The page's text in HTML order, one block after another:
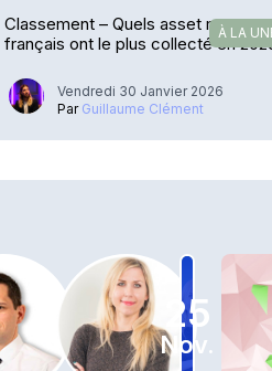
À LA
Classement – Quels asset
français ont le plus collecté en
Vendredi 30 Janvier 2026
Par Guillaume Clément
25
Nov.